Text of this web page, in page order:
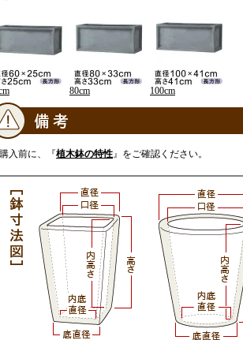
80cm 100cm
入前に、『植木鉢の特性』をご確認ください。